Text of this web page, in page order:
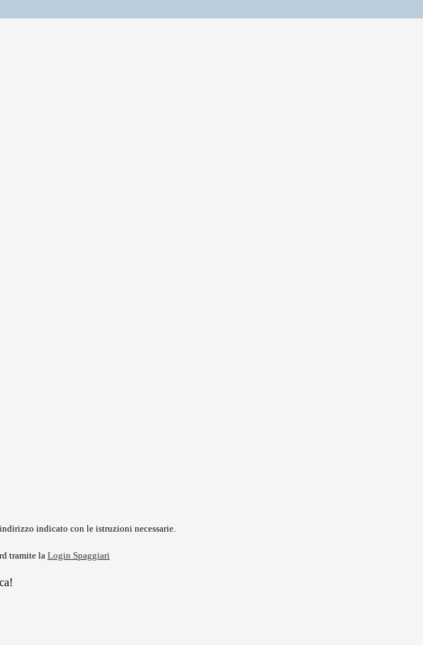
indicato con le istruzioni necessarie.
tramite la Login Spaggiari